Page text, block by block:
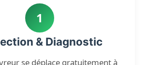
1
& Diagnostic
se déplace gratuitement à